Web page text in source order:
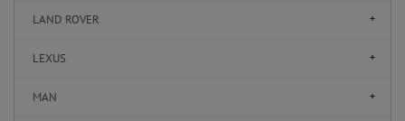
LAND ROVER
LEXUS
MAN